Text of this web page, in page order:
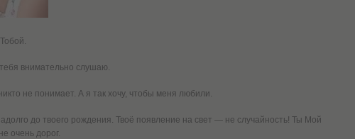
внимательно слушаю.
не понимает. А я так хочу, чтобы меня любили.
до твоего рождения. Твоё появление на свет — не случайность! Ты Мой
очень дорог.